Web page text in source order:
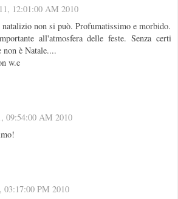
12:01:00 AM 2010
non si può. Profumatissimo e morbido.
all'atmosfera delle feste. Senza certi
è Natale....
w.e
09:54:00 AM 2010
03:17:00 PM 2010